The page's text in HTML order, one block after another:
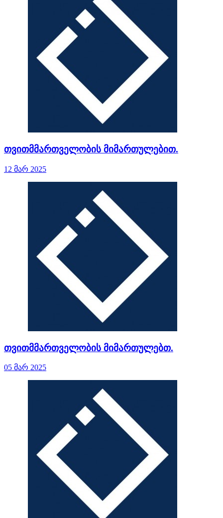
თვითმმართველობის მიმართულებით.
12 მარ 2025
თვითმმართველობის მიმართულებთ.
05 მარ 2025